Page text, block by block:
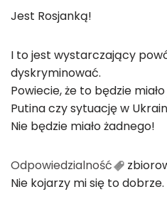
Jest Rosjanką!
I to jest wystarczający
dyskryminować.
Powiecie, że to będzie
Putina czy sytuację w
Nie będzie miało żadnego!
Odpowiedzialność
Nie kojarzy mi się to dobrze.